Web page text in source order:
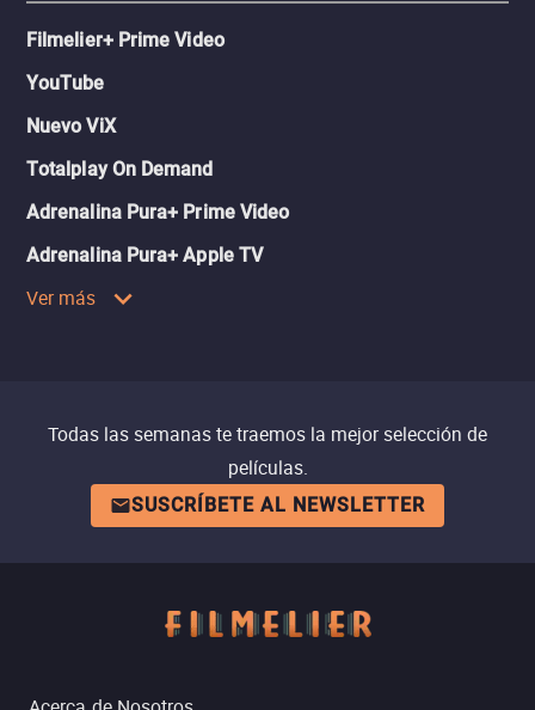
Filmelier+ Prime Video
YouTube
Nuevo ViX
Totalplay On Demand
Adrenalina Pura+ Prime Video
Adrenalina Pura+ Apple TV
Ver más
Todas las semanas te traemos la mejor selección de
películas.
SUSCRÍBETE AL NEWSLETTER